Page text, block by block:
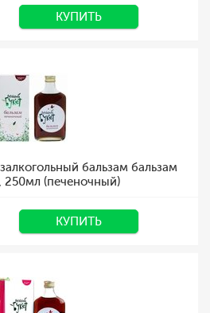
КУПИТЬ
бальзам бальзам
250мл (печеночный)
КУПИТЬ